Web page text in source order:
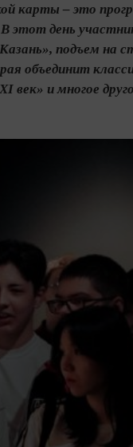
карты – это
этот день
подъем на
объединит
век» и многое